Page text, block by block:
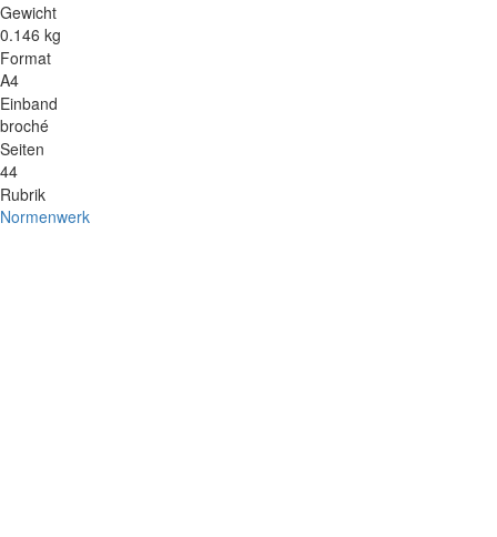
Gewicht
0.146 kg
Format
A4
Einband
broché
Seiten
44
Rubrik
Normenwerk